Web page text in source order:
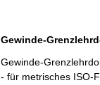
Gewinde-
- für metrisches ISO-